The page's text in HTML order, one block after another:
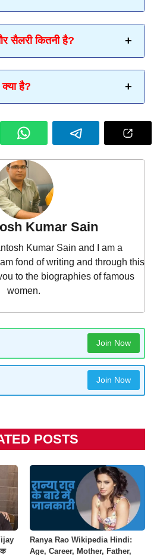
सैलरी कितनी है?
है?
Kumar Sain
Kumar Sain and I am a
fond of writing and through this
to the biographies of famous
women.
Join Now
Join Now
POSTS
Ranya Rao Wikipedia Hindi:
Age, Career, Mother, Father,